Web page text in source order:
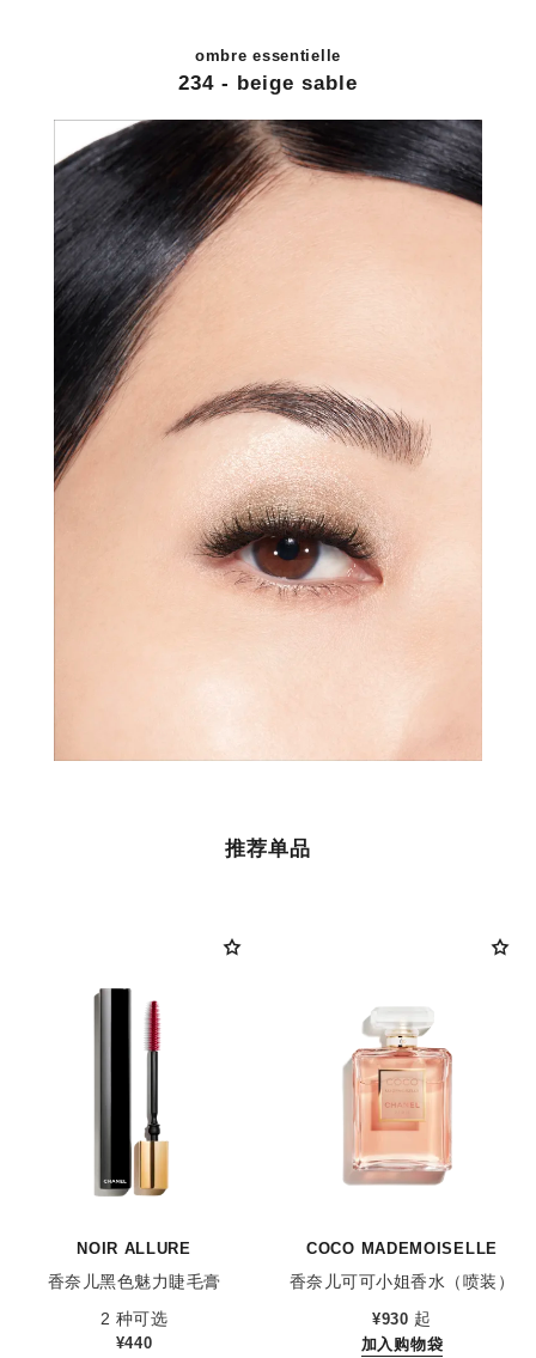
ombre essentielle
234 - beige sable
推荐单品
NOIR ALLURE
香奈儿黑色魅力睫毛膏
参考编号 190010
2 种可选
¥440
COCO MADEMOISELLE
香奈儿可可小姐香水（喷装）
¥930 起
加入购物袋